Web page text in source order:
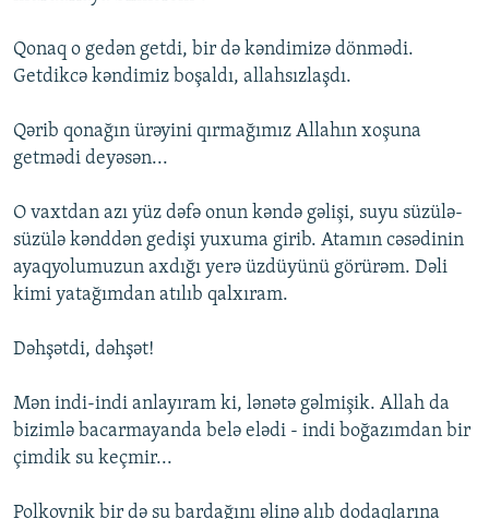
Qonaq o gedən getdi, bir də kəndimizə dönmədi.
Getdikcə kəndimiz boşaldı, allahsızlaşdı.
Qərib qonağın ürəyini qırmağımız Allahın xoşuna
getmədi deyəsən...
O vaxtdan azı yüz dəfə onun kəndə gəlişi, suyu süzülə-
süzülə kənddən gedişi yuxuma girib. Atamın cəsədinin
ayaqyolumuzun axdığı yerə üzdüyünü görürəm. Dəli
kimi yatağımdan atılıb qalxıram.
Dəhşətdi, dəhşət!
Mən indi-indi anlayıram ki, lənətə gəlmişik. Allah da
bizimlə bacarmayanda belə elədi - indi boğazımdan bir
çimdik su keçmir...
Polkovnik bir də su bardağını əlinə alıb dodaqlarına